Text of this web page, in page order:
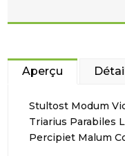
Aperçu
Stultost Modum
Triarius Parabiles
Percipiet Malum